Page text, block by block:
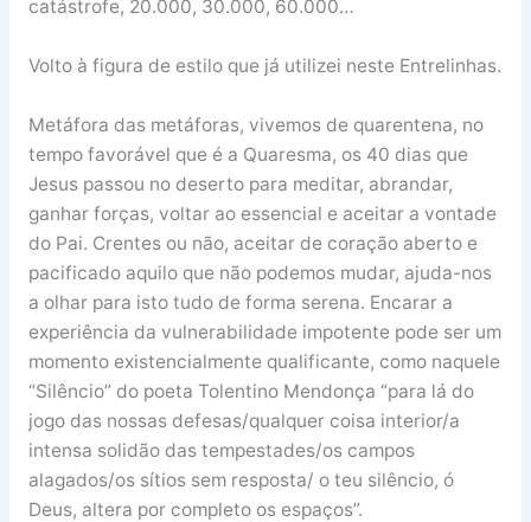
catástrofe, 20.000, 30.000, 60.000…
Volto à figura de estilo que já utilizei neste Entrelinhas.
Metáfora das metáforas, vivemos de quarentena, no
tempo favorável que é a Quaresma, os 40 dias que
Jesus passou no deserto para meditar, abrandar,
ganhar forças, voltar ao essencial e aceitar a vontade
do Pai. Crentes ou não, aceitar de coração aberto e
pacificado aquilo que não podemos mudar, ajuda-nos
a olhar para isto tudo de forma serena. Encarar a
experiência da vulnerabilidade impotente pode ser um
momento existencialmente qualificante, como naquele
“Silêncio” do poeta Tolentino Mendonça “para lá do
jogo das nossas defesas/qualquer coisa interior/a
intensa solidão das tempestades/os campos
alagados/os sítios sem resposta/ o teu silêncio, ó
Deus, altera por completo os espaços”.